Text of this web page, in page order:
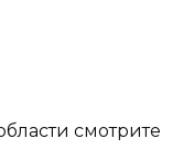
смотрите